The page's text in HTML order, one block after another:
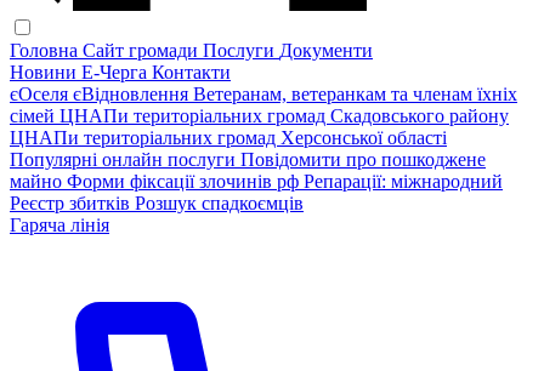
Головна Сайт громади Послуги Документи
Новини Е-Черга Контакти
єОселя єВідновлення Ветеранам, ветеранкам та членам їхніх
сімей ЦНАПи територіальних громад Скадовського району
ЦНАПи територіальних громад Херсонської області
Популярні онлайн послуги Повідомити про пошкоджене
майно Форми фіксації злочинів рф Репарації: міжнародний
Реєстр збитків Розшук спадкоємців
Гаряча лінія